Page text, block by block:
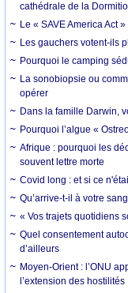
cathédrale de la
Le « SAVE America Act
Les gauchers votent-ils
Pourquoi le camping
La sonobiopsie ou
opérer
Dans la famille Darwin,
Pourquoi l’algue «
Afrique : pourquoi les
souvent lettre morte
Covid long : et si ce
Qu’arrive-t-il à votre
« Vos trajets quotidiens
Quel consentement
d’ailleurs
Moyen-Orient : l’ONU
l’extension des hostilités